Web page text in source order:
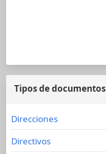
Tipos de documentos
Direcciones
Directivos